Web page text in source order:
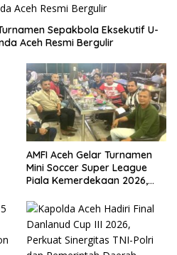
Sepakbola Eksekutif U-
Aceh Resmi Bergulir
AMFI Aceh Gelar Turnamen
Mini Soccer Super League
Piala Kemerdekaan 2026,